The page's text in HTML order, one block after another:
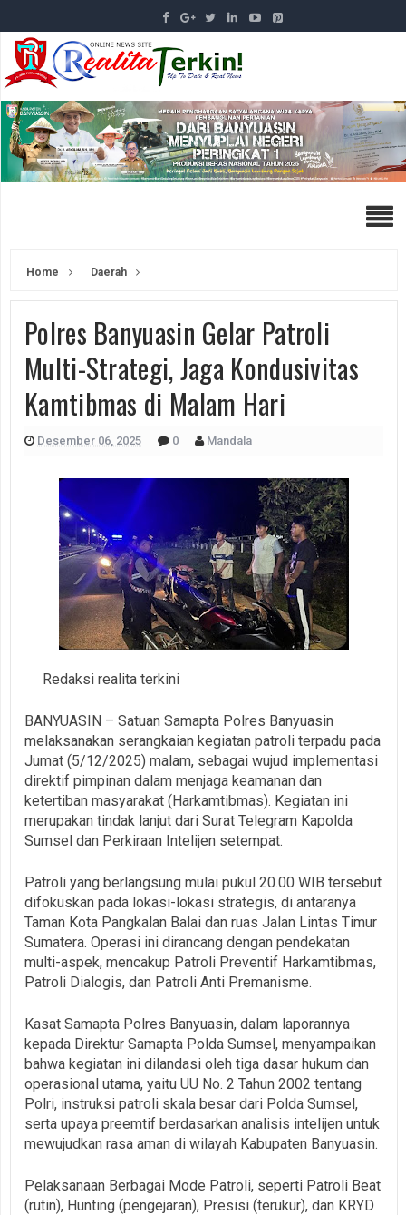
Home Daerah
Polres Banyuasin Gelar Patroli
Multi-Strategi, Jaga Kondusivitas
Kamtibmas di Malam Hari
Desember 06, 2025 0 Mandala
Redaksi realita terkini
BANYUASIN – Satuan Samapta Polres Banyuasin
melaksanakan serangkaian kegiatan patroli terpadu pada
Jumat (5/12/2025) malam, sebagai wujud implementasi
direktif pimpinan dalam menjaga keamanan dan
ketertiban masyarakat (Harkamtibmas). Kegiatan ini
merupakan tindak lanjut dari Surat Telegram Kapolda
Sumsel dan Perkiraan Intelijen setempat.
Patroli yang berlangsung mulai pukul 20.00 WIB tersebut
difokuskan pada lokasi-lokasi strategis, di antaranya
Taman Kota Pangkalan Balai dan ruas Jalan Lintas Timur
Sumatera. Operasi ini dirancang dengan pendekatan
multi-aspek, mencakup Patroli Preventif Harkamtibmas,
Patroli Dialogis, dan Patroli Anti Premanisme.
Kasat Samapta Polres Banyuasin, dalam laporannya
kepada Direktur Samapta Polda Sumsel, menyampaikan
bahwa kegiatan ini dilandasi oleh tiga dasar hukum dan
operasional utama, yaitu UU No. 2 Tahun 2002 tentang
Polri, instruksi patroli skala besar dari Polda Sumsel,
serta upaya preemtif berdasarkan analisis intelijen untuk
mewujudkan rasa aman di wilayah Kabupaten Banyuasin.
Pelaksanaan Berbagai Mode Patroli, seperti Patroli Beat
(rutin), Hunting (pengejaran), Presisi (terukur), dan KRYD